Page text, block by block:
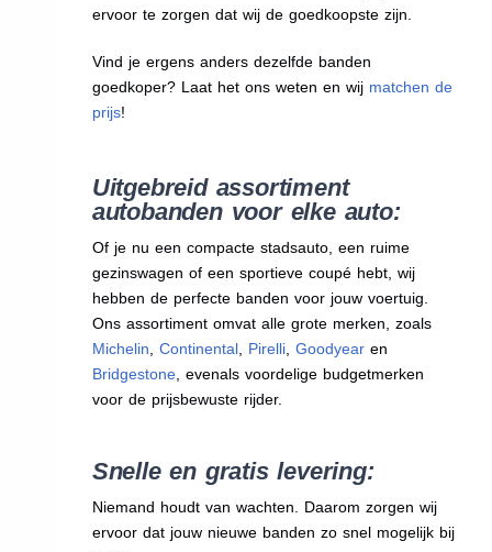
ervoor te zorgen dat wij de goedkoopste zijn.
Vind je ergens anders dezelfde banden
goedkoper? Laat het ons weten en wij matchen de
prijs!
Uitgebreid assortiment
autobanden voor elke auto:
Of je nu een compacte stadsauto, een ruime
gezinswagen of een sportieve coupé hebt, wij
hebben de perfecte banden voor jouw voertuig.
Ons assortiment omvat alle grote merken, zoals
Michelin, Continental, Pirelli, Goodyearen
Bridgestone, evenals voordelige budgetmerken
voor de prijsbewuste rijder.
Snelle en gratis levering:
Niemand houdt van wachten. Daarom zorgen wij
ervoor dat jouw nieuwe banden zo snel mogelijk bij